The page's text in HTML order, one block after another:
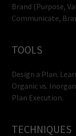
Brand (Purpose,
Communicate,
TOOLS
Design a Plan.
Organic vs.
Plan Execution.
TECHNIQUES